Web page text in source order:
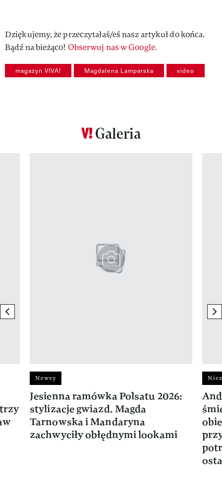
Dziękujemy, że przeczytałaś/eś nasz artykuł do końca.
Bądź na bieżąco! Obserwuj nas w Google.
magazyn VIVA! Magdalena Lamparska video
Galeria
previous element
Newsy
Jesienna ramówka Polsatu 2026:
stylizacje gwiazd. Magda
Tarnowska i Mandaryna
zachwyciły obłędnymi lookami